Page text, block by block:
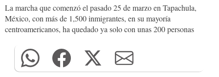
La marcha que comenzó el pasado 25 de marzo en Tapachula,
México, con más de 1,500 inmigrantes, en su mayoría
centroamericanos, ha quedado ya solo con unas 200 personas